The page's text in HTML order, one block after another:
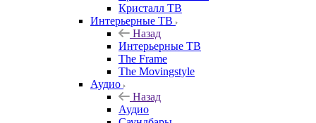
Кристалл ТВ
Интерьерные ТВ
Назад
Интерьерные ТВ
The Frame
The Movingstyle
Аудио
Назад
Аудио